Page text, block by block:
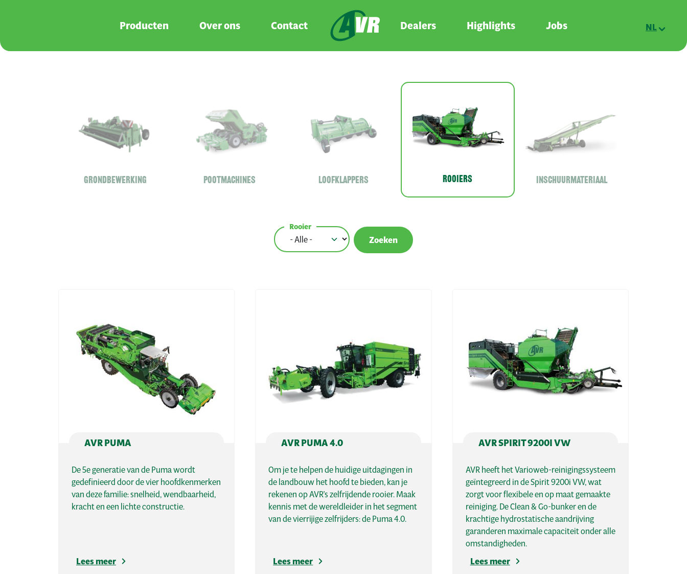
Producten Over ons Contact Dealers Highlights Jobs NL
Grondbewerking Pootmachines Loofklappers Rooiers Inschuurmateriaal
Rooier
AVR PUMA
De 5e generatie van de Puma wordt
gedefinieerd door de vier hoofdkenmerken
van deze familie: snelheid, wendbaarheid,
kracht en een lichte constructie.
Lees meer
AVR PUMA 4.0
Om je te helpen de huidige uitdagingen in
de landbouw het hoofd te bieden, kan je
rekenen op AVR’s zelfrijdende rooier. Maak
kennis met de wereldleider in het segment
van de vierrijige zelfrijders: de Puma 4.0.
Lees meer
AVR SPIRIT 9200I VW
AVR heeft het Varioweb-reinigingssysteem
geïntegreerd in de Spirit 9200i VW, wat
zorgt voor flexibele en op maat gemaakte
reiniging. De Clean & Go-bunker en de
krachtige hydrostatische aandrijving
garanderen maximale capaciteit onder alle
omstandigheden.
Lees meer